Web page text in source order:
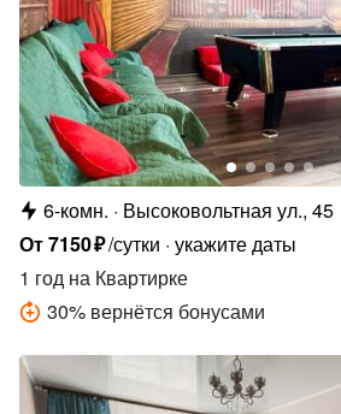
6-комн.
Высоковольтная ул., 45
От7150₽/сутки укажите даты
1 год на Квартирке
30% вернётся бонусами